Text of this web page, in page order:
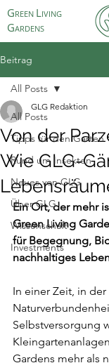
GREEN LIVING
GARDENS
Beitrag
All Posts
Tipps für den Garten
Rund um Insekten
Neues von GLG
Über GLG
Wissenschaft
Investments
All Posts
Von der
Wie GLG-
GLG Redaktion
Ein Ort, der mehr
Green Living
für Begegnung,
nachhaltiges
In einer Zeit, in
Selbstversorgung
Gardens mehr als